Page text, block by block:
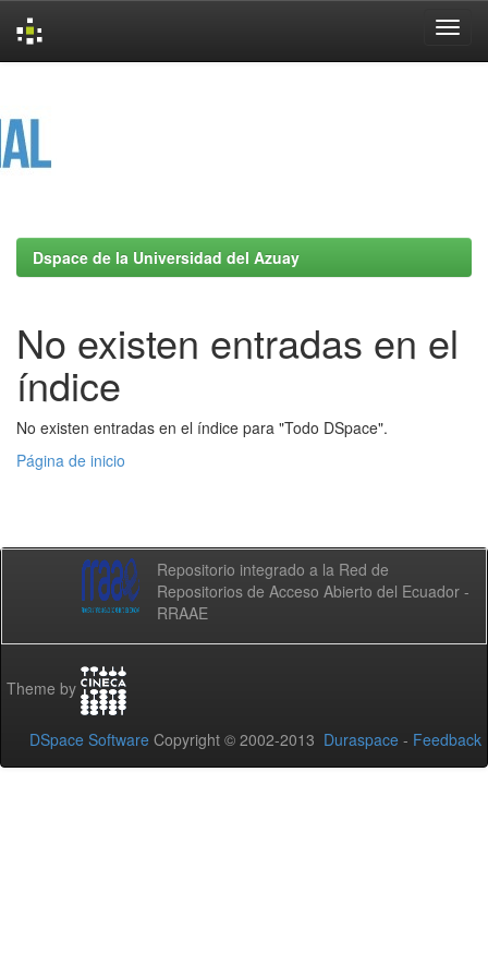
Dspace de la Universidad del Azuay
No existen entradas en el
índice
No existen entradas en el índice para "Todo DSpace".
Página de inicio
Repositorio integrado a la Red de
Repositorios de Acceso Abierto del Ecuador -
RRAAE
Theme by
DSpace Software Copyright © 2002-2013 Duraspace - Feedback